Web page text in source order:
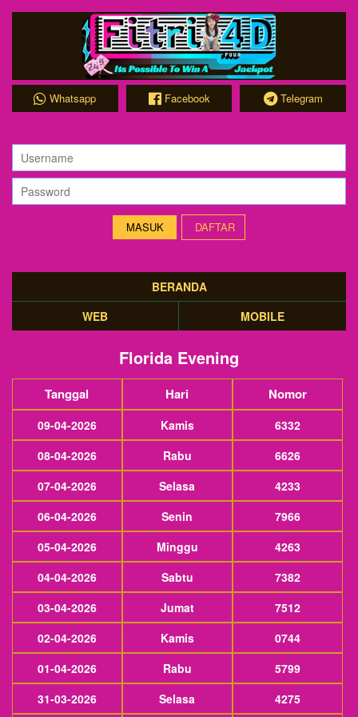
Whatsapp Facebook Telegram
DAFTAR
BERANDA
WEB
MOBILE
Florida Evening
Tanggal Hari Nomor
09-04-2026 Kamis
6332
08-04-2026
Rabu
6626
07-04-2026
Selasa
4233
06-04-2026
Senin
7966
05-04-2026
Minggu
4263
04-04-2026
Sabtu
7382
03-04-2026
Jumat
7512
02-04-2026
Kamis
0744
01-04-2026
Rabu
5799
31-03-2026
Selasa 4275